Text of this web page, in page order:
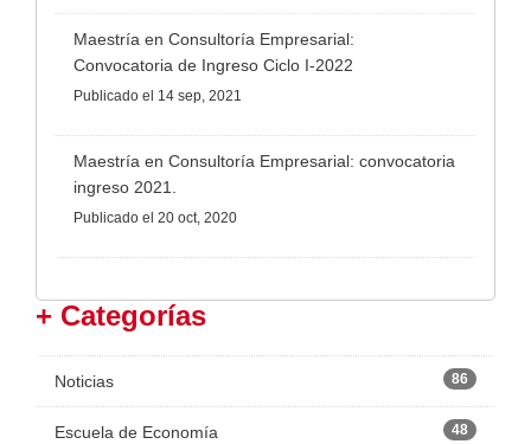
Maestría en Consultoría Empresarial:
Convocatoria de Ingreso Ciclo I-2022
Publicado el 14 sep, 2021
Maestría en Consultoría Empresarial: convocatoria
ingreso 2021.
Publicado el 20 oct, 2020
+ Categorías
Noticias 86
Escuela de Economía 48